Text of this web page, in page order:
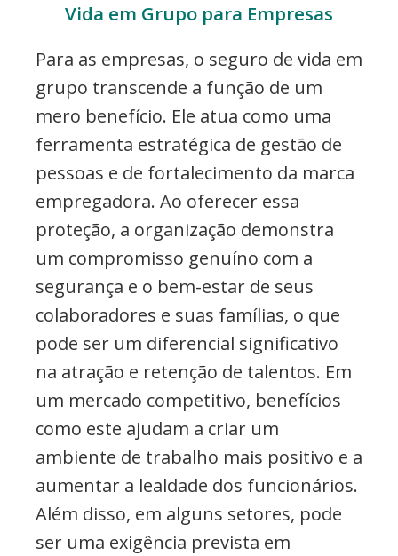
Vida em Grupo para Empresas
Para as empresas, o seguro de vida em
grupo transcende a função de um
mero benefício. Ele atua como uma
ferramenta estratégica de gestão de
pessoas e de fortalecimento da marca
empregadora. Ao oferecer essa
proteção, a organização demonstra
um compromisso genuíno com a
segurança e o bem-estar de seus
colaboradores e suas famílias, o que
pode ser um diferencial significativo
na atração e retenção de talentos. Em
um mercado competitivo, benefícios
como este ajudam a criar um
ambiente de trabalho mais positivo e a
aumentar a lealdade dos funcionários.
Além disso, em alguns setores, pode
ser uma exigência prevista em